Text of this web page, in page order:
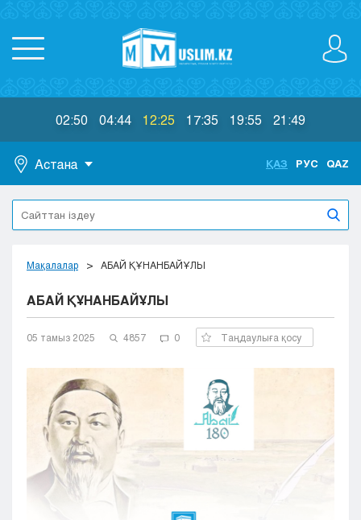
02:50 04:44 12:25 17:35 19:55 21:49
Астана
Астана
Алматы
Актобе
Жезказган
Караганда
Кокшетау
Кызылорда
Павлодар
Петропавловск
Семей
Талдыкорган
Тараз
Туркестан
ҚАЗ РУС QAZ
Мақалалар АБАЙ ҚҰНАНБАЙҰЛЫ
АБАЙ ҚҰНАНБАЙҰЛЫ
05 тамыз 2025 4857 0 Таңдаулыға қосу